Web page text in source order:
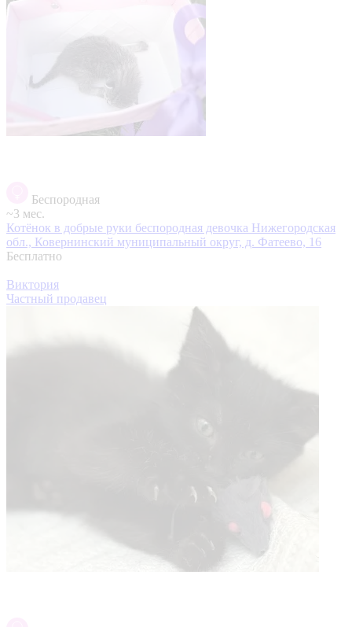
Беспородная
~3 мес.
Котёнок в добрые руки беспородная девочка Нижегородская
обл., Ковернинский муниципальный округ, д. Фатеево, 16
Бесплатно
Виктория
Частный продавец